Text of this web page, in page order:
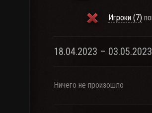
Игроки (7)
18.04.2023 – 03.05.2023
Ничего не произошло